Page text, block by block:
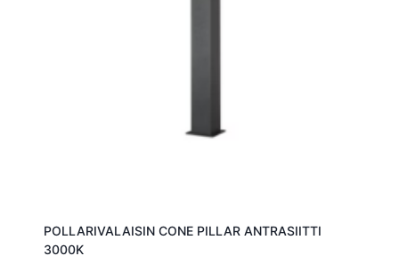
POLLARIVALAISIN CONE PILLAR ANTRASIITTI
3000K